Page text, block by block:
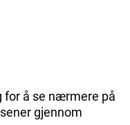
for å se nærmere på
gjennom